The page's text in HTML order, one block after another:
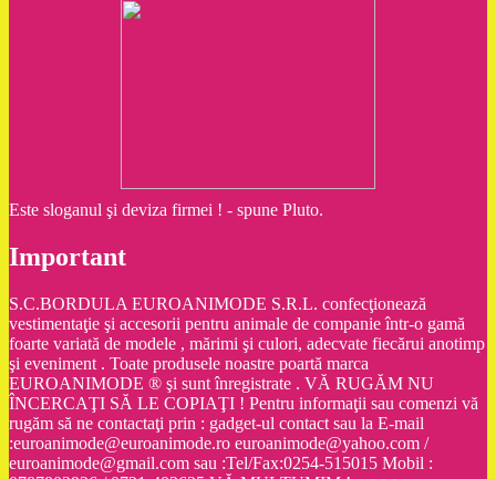
Este sloganul şi deviza firmei ! - spune Pluto.
Important
S.C.BORDULA EUROANIMODE S.R.L. confecţionează
vestimentaţie şi accesorii pentru animale de companie într-o gamă
foarte variată de modele , mărimi şi culori, adecvate fiecărui anotimp
şi eveniment . Toate produsele noastre poartă marca
EUROANIMODE ® şi sunt înregistrate . VĂ RUGĂM NU
ÎNCERCAŢI SĂ LE COPIAŢI ! Pentru informaţii sau comenzi vă
rugăm să ne contactaţi prin : gadget-ul contact sau la E-mail
:euroanimode@euroanimode.ro euroanimode@yahoo.com /
euroanimode@gmail.com sau :Tel/Fax:0254-515015 Mobil :